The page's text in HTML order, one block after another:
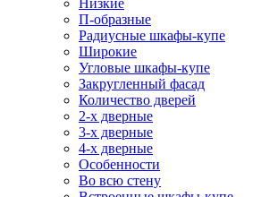
Низкие
П-образные
Радиусные шкафы-купе
Широкие
Угловые шкафы-купе
Закругленный фасад
Количество дверей
2-х дверные
3-х дверные
4-х дверные
Особенности
Во всю стену